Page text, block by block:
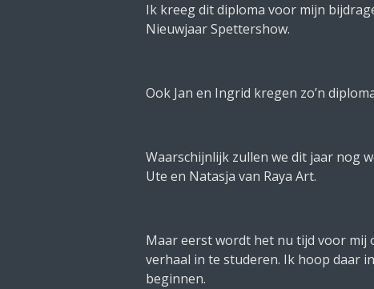
Ik kreeg dit diploma voor mijn
Nieuwjaar Spettershow.
Ook Jan en Ingrid kregen zo’n
Waarschijnlijk zullen we dit jaar nog
Ute en Natasja van Raya Art.
Maar eerst wordt het nu tijd voor mij
verhaal in te studeren. Ik hoop daar
beginnen.